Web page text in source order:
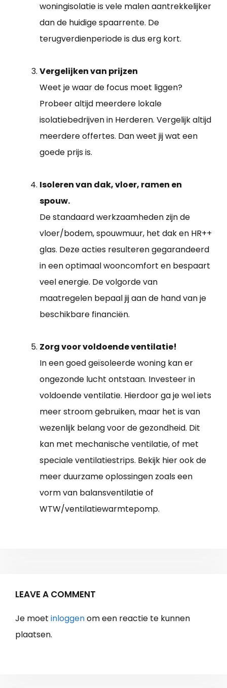
woningisolatie is vele malen aantrekkelijker
dan de huidige spaarrente. De
terugverdienperiode is dus erg kort.
Vergelijken van prijzen
Weet je waar de focus moet liggen?
Probeer altijd meerdere lokale
isolatiebedrijven in Herderen. Vergelijk altijd
meerdere offertes. Dan weet jij wat een
goede prijs is.
Isoleren van dak, vloer, ramen en
spouw.
De standaard werkzaamheden zijn de
vloer/bodem, spouwmuur, het dak en HR++
glas. Deze acties resulteren gegarandeerd
in een optimaal wooncomfort en bespaart
veel energie. De volgorde van
maatregelen bepaal jij aan de hand van je
beschikbare financiën.
Zorg voor voldoende ventilatie!
In een goed geïsoleerde woning kan er
ongezonde lucht ontstaan. Investeer in
voldoende ventilatie. Hierdoor ga je wel iets
meer stroom gebruiken, maar het is van
wezenlijk belang voor de gezondheid. Dit
kan met mechanische ventilatie, of met
speciale ventilatiestrips. Bekijk hier ook de
meer duurzame oplossingen zoals een
vorm van balansventilatie of
WTW/ventilatiewarmtepomp.
LEAVE A COMMENT
Je moet inloggenom een reactie te kunnen
plaatsen.